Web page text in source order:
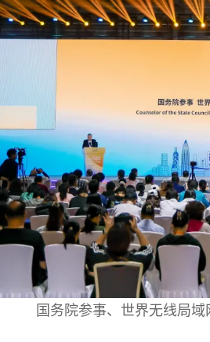
国务院参事、世界无线局